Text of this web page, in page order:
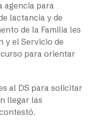
agencia para
lactancia y de
de la Familia les
y el Servicio de
para orientar
al DS para solicitar
llegar las